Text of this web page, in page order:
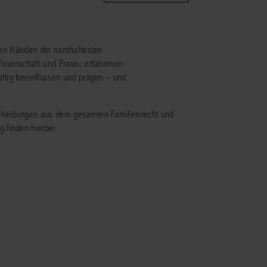
und zertifiziert: Online-
für Fachanwälte in allen
Fachgebieten.
mehr erfahren
Händen der namhaftesten
und Praxis; erfahrenen
beeinflussen und prägen – und
aus dem gesamten Familienrecht und
finden hierbei